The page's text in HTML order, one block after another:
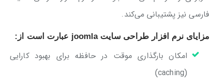
فارسی نیز پشتیبانی می‌کند.
مزایای نرم افزار طراحی سایت joomla عبارت است از:
امکان بارگذاری موقت در حافظه برای بهبود کارایی
(caching)